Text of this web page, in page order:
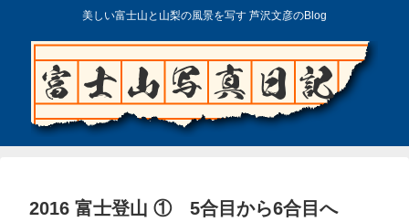
美しい富士山と山梨の風景を写す 芦沢文彦のBlog
2016 富士登山 ① 5合目から6合目へ